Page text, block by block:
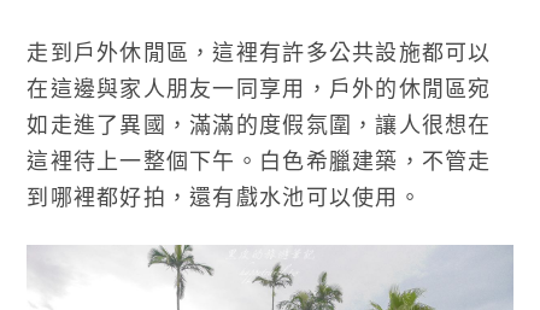
走到戶外休閒區，這裡有許多公共設施都可以
在這邊與家人朋友一同享用，戶外的休閒區宛
如走進了異國，滿滿的度假氛圍，讓人很想在
這裡待上一整個下午。白色希臘建築，不管走
到哪裡都好拍，還有戲水池可以使用。